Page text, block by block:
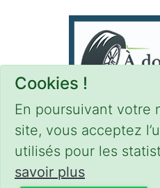
Cookies !
En poursuivant votre
site, vous acceptez
utilisés pour les
savoir plus
CONDITIONS-